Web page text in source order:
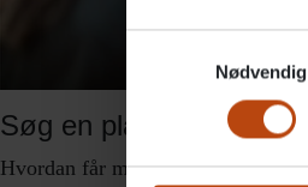
Nødvendig
Søg en plads
Hvordan får man en plads på et